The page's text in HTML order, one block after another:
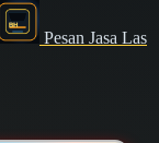
Pesan Jasa Las